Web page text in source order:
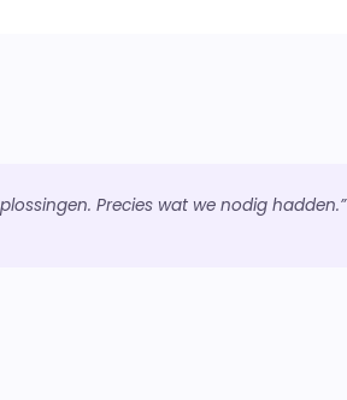
Precies wat we nodig hadden.”